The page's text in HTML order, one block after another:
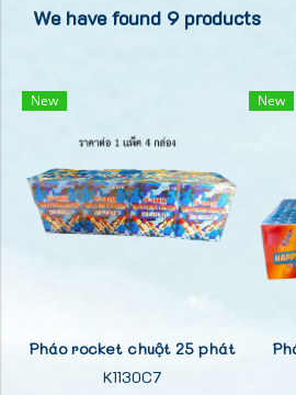
We have found 9 products
New
Pháo rocket chuột 25 phát
K1130C7
New